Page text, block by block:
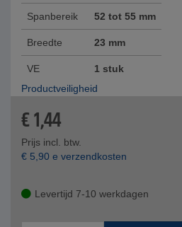
Spanbereik 52 tot 55 mm
Breedte 23 mm
VE
1 stuk
Productveiligheid
€1,44
Prijs incl. btw.
€ 5,90 e verzendkosten
Levertijd 7-10 werkdagen